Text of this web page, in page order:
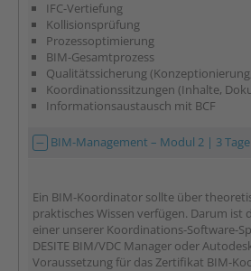
IFC-Vertiefung
Kollisionsprüfung
Prozessoptimierung
BIM-Gesamtprozess
Qualitätssicherung
Koordinationssitzungen (Inhalte,
Informationsaustausch mit BCF
BIM-Management – Modul 2 | 3 Tage
Ein BIM-Koordinator sollte über
praktisches Wissen verfügen. Darum ist
einer unserer Koordinations-Software-
DESITE BIM/VDC Manager oder
Voraussetzung für das Zertifikat BIM-